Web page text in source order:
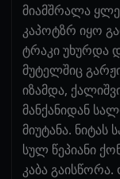
მიამშრალა
კაპოტზრ იყო
ტრაკი უხურდა
მუტელშიც
იზამდა,
მანქანიდან
მიუტანა. ნიტას
სულ წეპიანი
კაბა